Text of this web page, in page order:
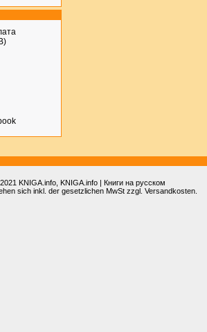
KNIGA.info , KNIGA.info | Книги на русском
sich inkl. der gesetzlichen MwSt zzgl. Versandkosten.